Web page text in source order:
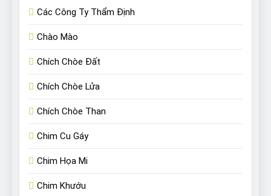
Các Công Ty Thẩm Định
Chào Mào
Chích Chòe Đất
Chích Chòe Lửa
Chích Chòe Than
Chim Cu Gáy
Chim Họa Mi
Chim Khướu